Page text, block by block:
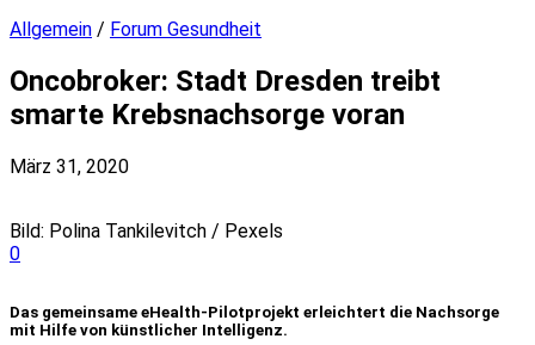
Allgemein / Forum Gesundheit
Oncobroker: Stadt Dresden treibt
smarte Krebsnachsorge voran
März 31, 2020
Bild: Polina Tankilevitch / Pexels
0
Das gemeinsame eHealth-Pilotprojekt erleichtert die Nachsorge
mit Hilfe von künstlicher Intelligenz.